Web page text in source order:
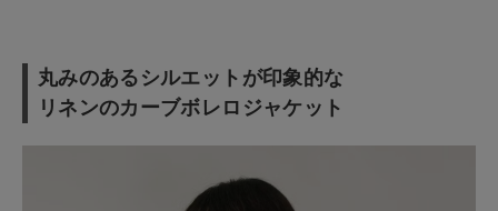
丸みのあるシルエットが印象的な
リネンのカーブボレロジャケット